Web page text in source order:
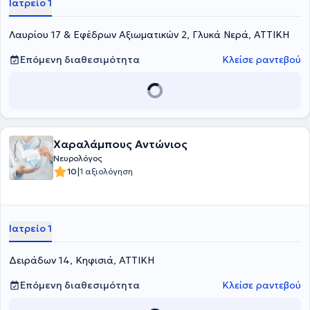
Ιατρείο 1
Λαυρίου 17 & Εφέδρων Αξιωματικών 2, Γλυκά Νερά, ΑΤΤΙΚΗ
Επόμενη διαθεσιμότητα
Κλείσε ραντεβού
Χαραλάμπους Αντώνιος
Νευρολόγος
10|1 αξιολόγηση
Ιατρείο 1
Δειράδων 14, Κηφισιά, ΑΤΤΙΚΗ
Επόμενη διαθεσιμότητα
Κλείσε ραντεβού